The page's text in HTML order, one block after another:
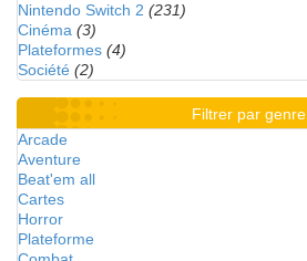
Nintendo Switch 2 (231)
Cinéma (3)
Plateformes (4)
Société (2)
Filtrer par genre
Arcade
Aventure
Beat'em all
Cartes
Horror
Plateforme